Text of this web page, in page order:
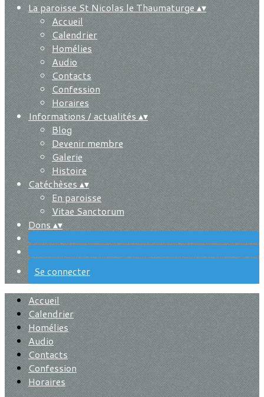
La paroisse St Nicolas le Thaumaturge▴▾
Accueil
Calendrier
Homélies
Audio
Contacts
Confession
Horaires
Informations / actualités▴▾
Blog
Devenir membre
Galerie
Histoire
Catéchèses▴▾
En paroisse
Vitae Sanctorum
Dons▴▾
Se connecter
Accueil
Calendrier
Homélies
Audio
Contacts
Confession
Horaires